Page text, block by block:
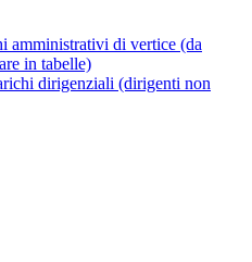
amministrativi di vertice (da
in tabelle)
dirigenziali (dirigenti non